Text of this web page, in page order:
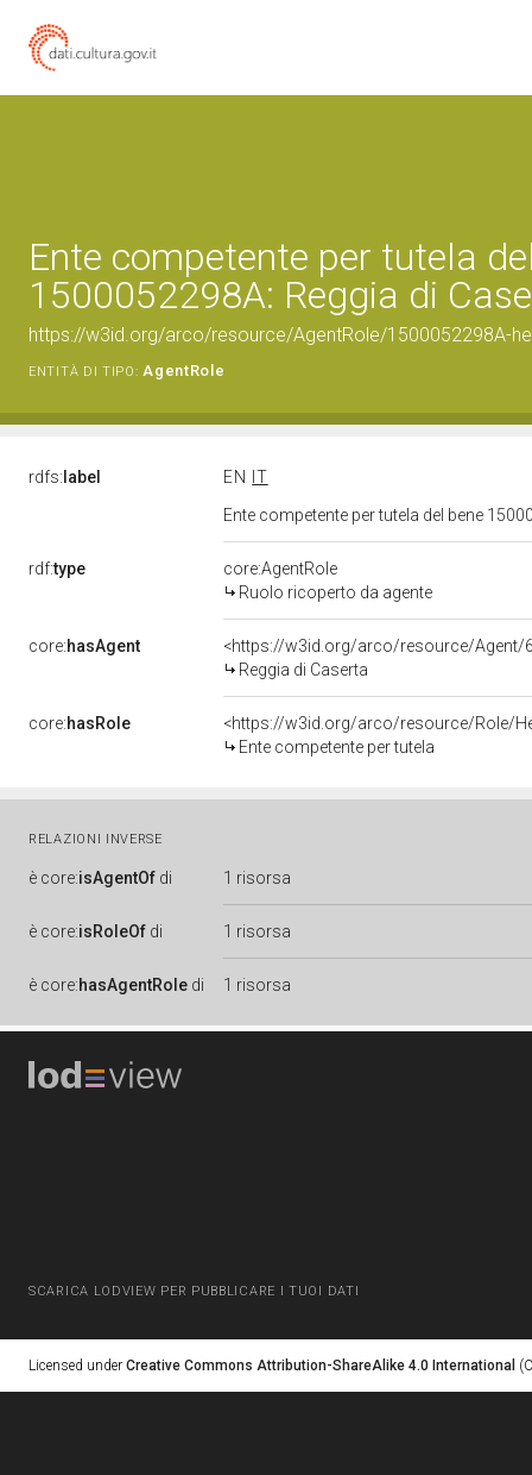
Ente competente per tutela
1500052298A: Reggia di
https://w3id.org/arco/resource/AgentRole/1500052298A-
ENTITÀ DI TIPO: AgentRole
rdfs: label EN
IT
Ente competente per tutela del bene
rdf:type
core:AgentRole
Ruolo ricoperto da agente
core:hasAgent
<https://w3id.org/arco/resource/Agent/
Reggia di Caserta
core:hasRole
<https://w3id.org/arco/resource/Role/
Ente competente per tutela
RELAZIONI INVERSE
è core:isAgentOf di 1 risorsa
è core:isRoleOf di 1 risorsa
è core:hasAgentRole di 1 risorsa
SCARICA LODVIEW PER PUBBLICARE I TUOI DATI
Licensed under Creative Commons Attribution-ShareAlike 4.0 International